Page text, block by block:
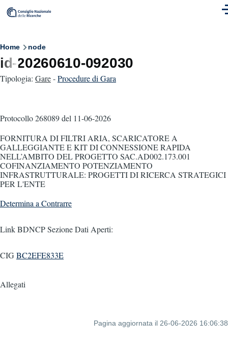
Skip to main content
Breadcrumb
Home node
id-20260610-092030
Tipologia: Gare-Procedure di Gara
Protocollo 268089del 11-06-2026
FORNITURA DI FILTRI ARIA, SCARICATORE A
GALLEGGIANTE E KIT DI CONNESSIONE RAPIDA
NELL’AMBITO DEL PROGETTO SAC.AD002.173.001
COFINANZIAMENTO POTENZIAMENTO
INFRASTRUTTURALE: PROGETTI DI RICERCA STRATEGICI
PER L'ENTE
Determina a Contrarre
Link BDNCP Sezione Dati Aperti:
CIGBC2EFE833E
Allegati
Pagina aggiornata il 26-06-2026 16:06:38